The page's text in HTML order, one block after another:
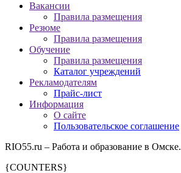
Вакансии
Правила размещения
Резюме
Правила размещения
Обучение
Правила размещения
Каталог учреждений
Рекламодателям
Прайс-лист
Информация
О сайте
Пользовательское соглашение
RIO55.ru – Работа и образование в Омске.
{COUNTERS}